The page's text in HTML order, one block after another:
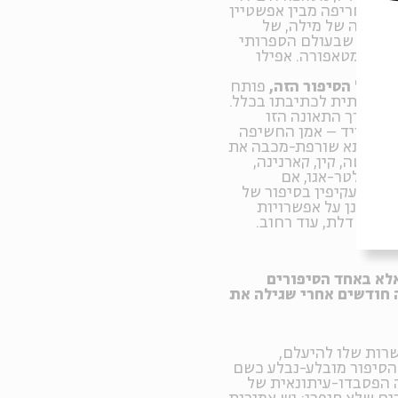
חריפה מבין אפשטיין
מעשה של מילה, של
אלא שבעולם הספרותי
מטאפורה. אפילו
של הסיפור הזה, פותח
מהותית לכתיבתו בכלל.
רק דרך התאונה הזו
פרויד – אמן החשיפה
רבתא שורפת-מכבה את
קין, קארנינה,
אלטר-אגו, אם
בעקיפין בסיפור של
על אפשרויות
עוד דלת, עוד רחוב.
באחד הסיפורים
לבתו, אנה, שנולדה ב-1895 – כמה חודשים אחרי שגילה את
שלו להיעלם,
מובלע-נבלע כשם
הפסבדו-עיתונאית של